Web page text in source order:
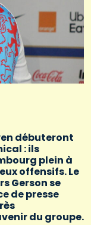
débuteront
: ils
plein à
offensifs. Le
Gerson se
de presse
du groupe.